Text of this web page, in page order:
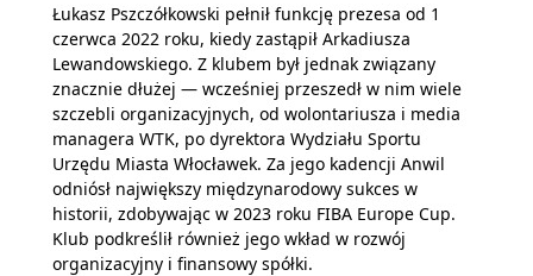
Łukasz Pszczółkowski pełnił funkcję prezesa od 1
czerwca 2022 roku, kiedy zastąpił Arkadiusza
Lewandowskiego. Z klubem był jednak związany
znacznie dłużej — wcześniej przeszedł w nim wiele
szczebli organizacyjnych, od wolontariusza i media
managera WTK, po dyrektora Wydziału Sportu
Urzędu Miasta Włocławek. Za jego kadencji Anwil
odniósł największy międzynarodowy sukces w
historii, zdobywając w 2023 roku FIBA Europe Cup.
Klub podkreślił również jego wkład w rozwój
organizacyjny i finansowy spółki.